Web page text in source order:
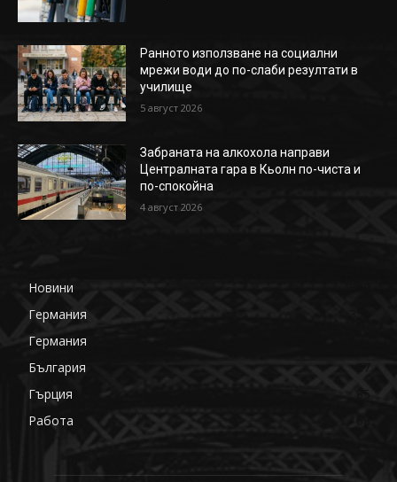
Ранното използване на социални
мрежи води до по-слаби резултати в
училище
5 август 2026
Забраната на алкохола направи
Централната гара в Кьолн по-чиста и
по-спокойна
4 август 2026
Новини
Германия
Германия
България
Гърция
Работа